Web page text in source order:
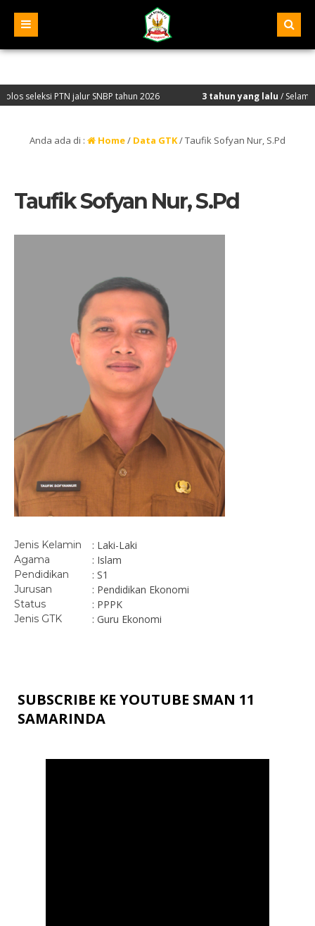
PTN jalur SNBP tahun 2026 3 tahun yang lalu/ Selamat
Anda ada di : Home/ Data GTK/Taufik Sofyan Nur, S.Pd
Taufik Sofyan Nur, S.Pd
Jenis Kelamin : Laki-Laki
Agama : Islam
Pendidikan : S1
Jurusan : Pendidikan Ekonomi
Status : PPPK
Jenis GTK : Guru Ekonomi
SUBSCRIBE KE YOUTUBE SMAN 11
SAMARINDA